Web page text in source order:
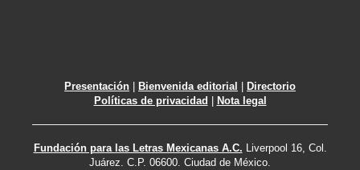
Presentación | Bienvenida editorial | Directorio
Políticas de privacidad | Nota legal
Fundación para las Letras Mexicanas A.C. Liverpool 16, Col.
Juárez. C.P. 06600. Ciudad de México.